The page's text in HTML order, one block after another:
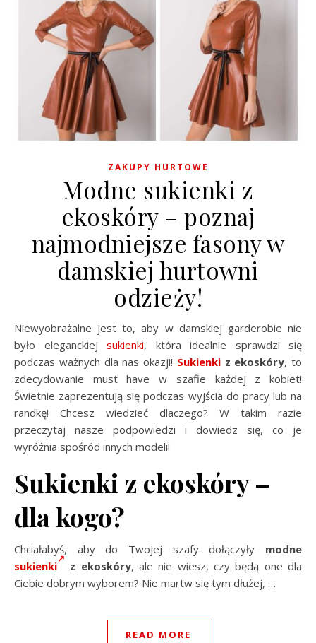
ZAKUPY HURTOWE
Modne sukienki z
ekoskóry – poznaj
najmodniejsze fasony w
damskiej hurtowni
odzieży!
Niewyobrażalne jest to, aby w damskiej garderobie nie
było eleganckiej sukienki, która idealnie sprawdzi się
podczas ważnych dla nas okazji! Sukienkiz ekoskóry, to
zdecydowanie must have w szafie każdej z kobiet!
Świetnie zaprezentują się podczas wyjścia do pracy lub na
randkę! Chcesz wiedzieć dlaczego? W takim razie
przeczytaj nasze podpowiedzi i dowiedz się, co je
wyróżnia spośród innych modeli!
Sukienki z ekoskóry –
dla kogo?
Chciałabyś, aby do Twojej szafy dołączyły modne
sukienki
z ekoskóry, ale nie wiesz, czy będą one dla
Ciebie dobrym wyborem? Nie martw się tym dłużej, …
READ MORE